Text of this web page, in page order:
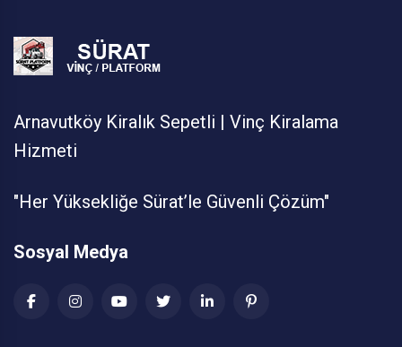
Arnavutköy Kiralık Sepetli | Vinç Kiralama
Hizmeti
"Her Yüksekliğe Sürat’le Güvenli Çözüm"
Sosyal Medya